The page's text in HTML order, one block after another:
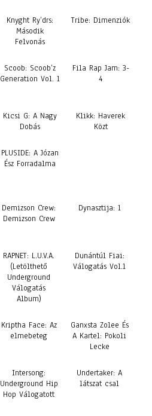
Knyght Ry’drs:
Második
Felvonás
Tribe: Dimenziók
Scoob: Scoob’z
Generation Vol. 1
Fila Rap Jam: 3-
4
Kicsi G: A Nagy
Dobás
Klikk: Haverek
Közt
PLUSIDE: A Józan
Ész Forradalma
Demizson Crew:
Demizson Crew
Dynasztija: 1
RAPNET: L.U.V.A.
(Letölthető
Underground
Válogatás
Album)
Dunántúl Fiai:
Válogatás Vol.1
Kriptha Face: Az
elmebeteg
Ganxsta Zolee És
A Kartel: Pokoli
Lecke
Intersong:
Underground Hip
Hop Válogatott
Undertaker: A
látszat csal